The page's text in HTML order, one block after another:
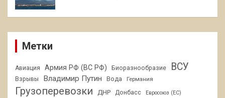
Метки
Авиация Армия РФ (ВС РФ) Биоразнообразие ВСУ
Взрывы Владимир Путин Вода Германия
Грузоперевозки ДНР Донбасс Евросоюз (ЕС)